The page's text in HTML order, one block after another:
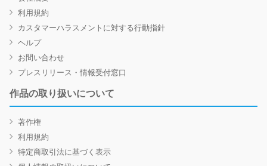
利用規約
カスタマーハラスメントに対する行動指針
ヘルプ
お問い合わせ
プレスリリース・情報受付窓口
作品の取り扱いについて
著作権
利用規約
特定商取引法に基づく表示